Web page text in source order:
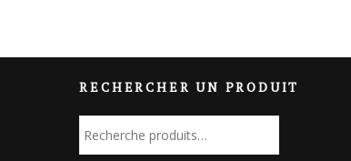
RECHERCHER UN PRODUIT
e